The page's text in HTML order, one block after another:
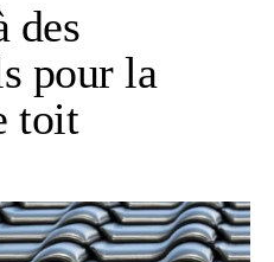
des
pour la
toit